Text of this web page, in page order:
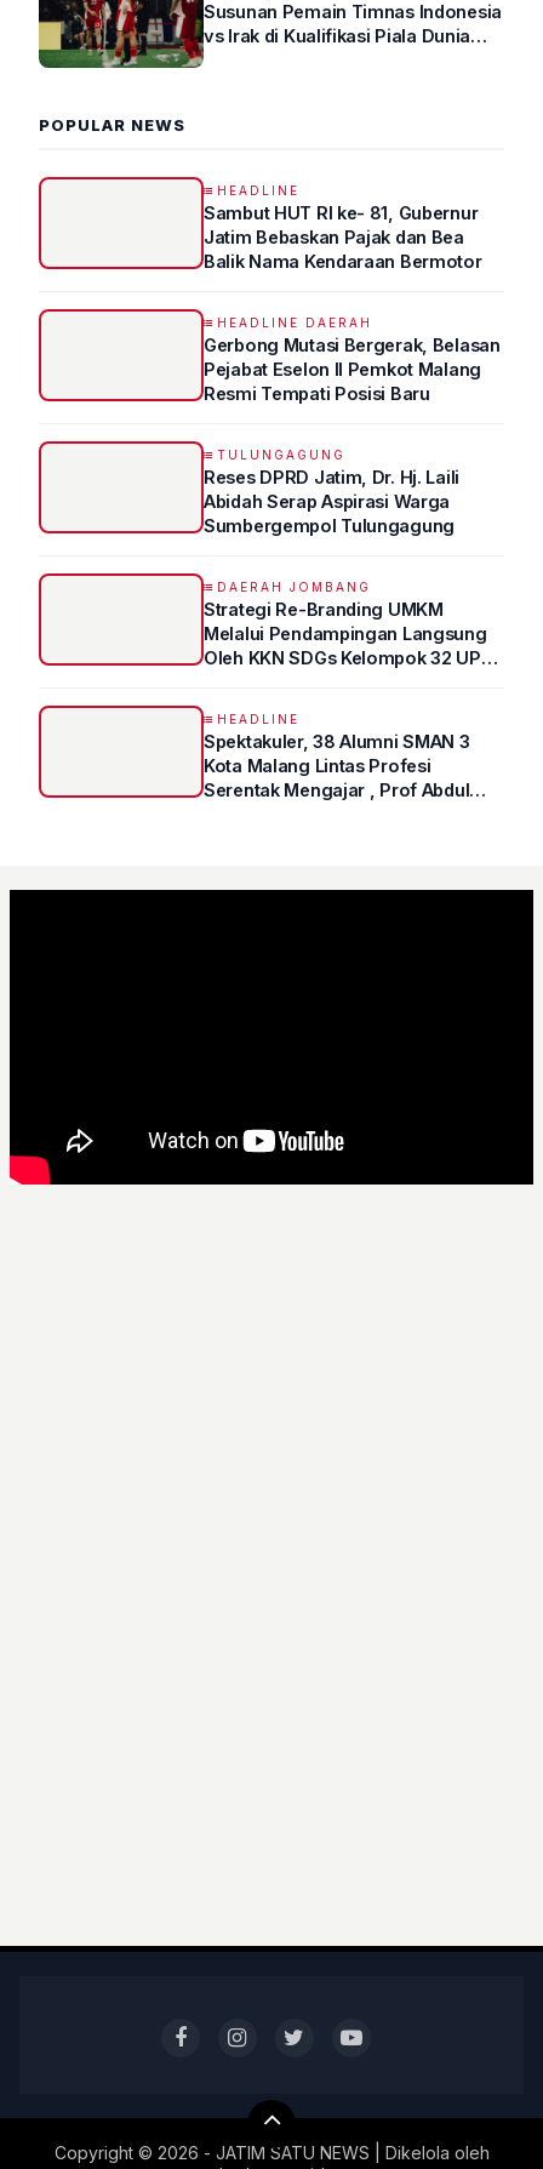
Susunan Pemain Timnas Indonesia
vs Irak di Kualifikasi Piala Dunia
POPULAR NEWS
HEADLINE
Sambut HUT RI ke- 81, Gubernur
Jatim Bebaskan Pajak dan Bea
Balik Nama Kendaraan Bermotor
HEADLINE DAERAH
Gerbong Mutasi Bergerak, Belasan
Pejabat Eselon II Pemkot Malang
Resmi Tempati Posisi Baru
TULUNGAGUNG
Reses DPRD Jatim, Dr. Hj. Laili
Abidah Serap Aspirasi Warga
Sumbergempol Tulungagung
DAERAH JOMBANG
Strategi Re-Branding UMKM
Melalui Pendampingan Langsung
Oleh KKN SDGs Kelompok 32 UPN
HEADLINE
Spektakuler, 38 Alumni SMAN 3
Kota Malang Lintas Profesi
Serentak Mengajar , Prof Abdul
Copyright © 2026 - JATIM SATU NEWS | Dikelola oleh